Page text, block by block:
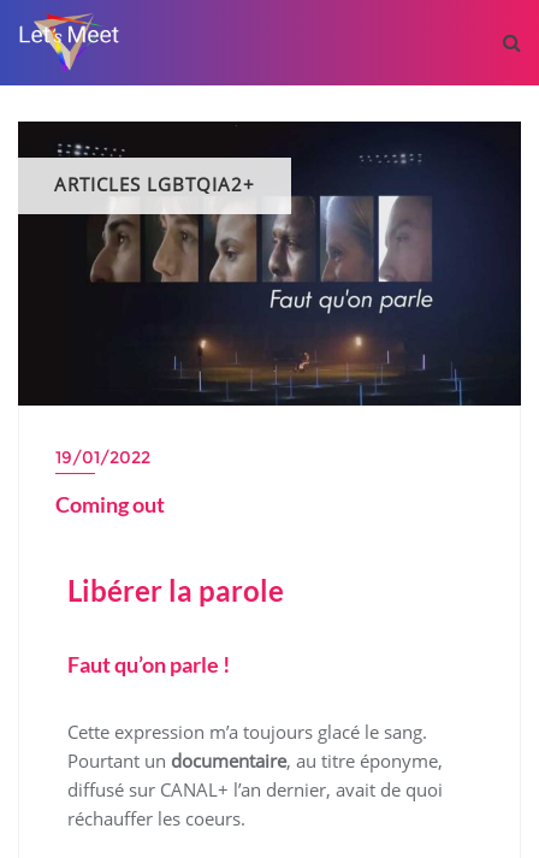
ARTICLES LGBTQIA2+
19/01/2022
Coming out
Libérer la parole
Faut qu’on parle !
Cette expression m’a toujours glacé le sang.
Pourtant un documentaire, au titre éponyme,
diffusé sur CANAL+ l’an dernier, avait de quoi
réchauffer les coeurs.